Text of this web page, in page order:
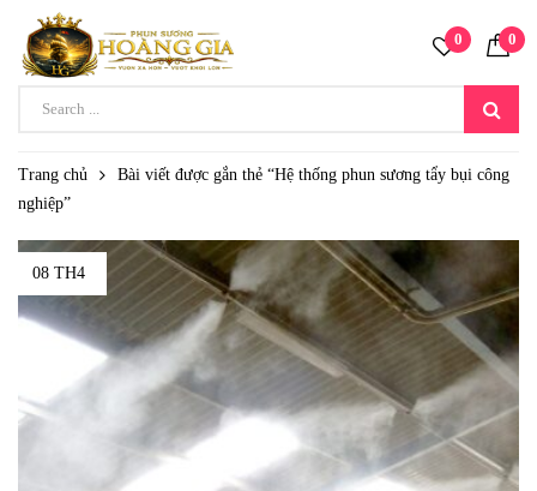
0 0
Trang chủ
Bài viết được gắn thẻ “Hệ thống phun sương tẩy bụi công
nghiệp”
08 TH4